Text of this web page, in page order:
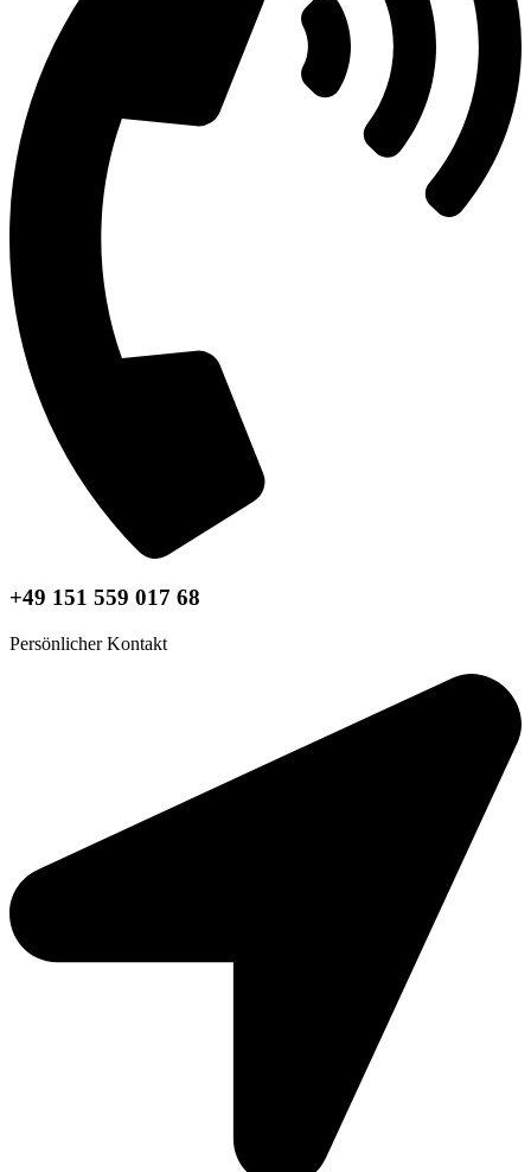
+49 151 559 017 68
Persönlicher Kontakt